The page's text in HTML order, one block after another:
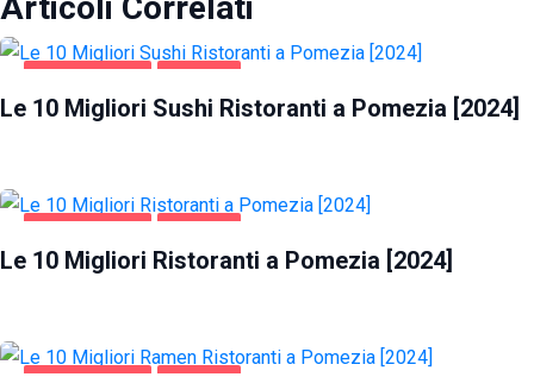
GASTRONOMIA POMEZIA
Le 10 Migliori Sushi Ristoranti a Pomezia [2024]
GASTRONOMIA POMEZIA
Le 10 Migliori Ristoranti a Pomezia [2024]